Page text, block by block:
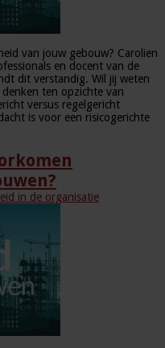
van jouw gebouw? Carolien
en docent van de
dit verstandig. Wil jij weten
ten opzichte van
versus regelgericht
is voor een risicogerichte
in de organisatie